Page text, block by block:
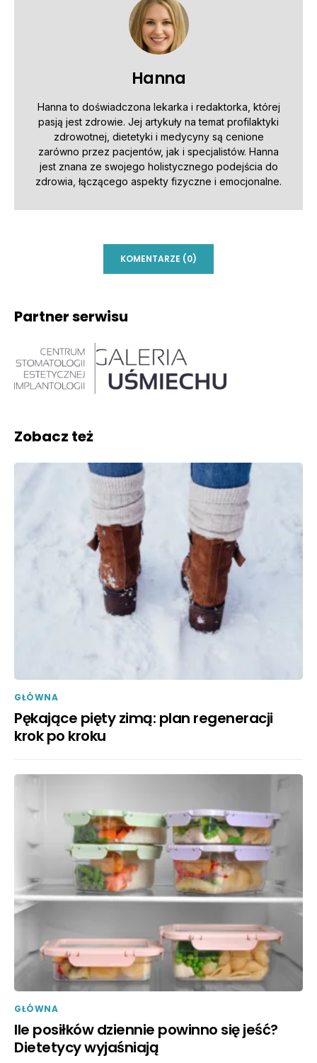
Hanna
Hanna to doświadczona lekarka i redaktorka, której
pasją jest zdrowie. Jej artykuły na temat profilaktyki
zdrowotnej, dietetyki i medycyny są cenione
zarówno przez pacjentów, jak i specjalistów. Hanna
jest znana ze swojego holistycznego podejścia do
zdrowia, łączącego aspekty fizyczne i emocjonalne.
KOMENTARZE (0)
Partner serwisu
Zobacz też
GŁÓWNA
Pękające pięty zimą: plan regeneracji
krok po kroku
GŁÓWNA
Ile posiłków dziennie powinno się jeść?
Dietetycy wyjaśniają